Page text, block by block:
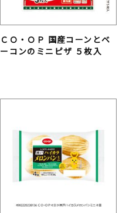
ＣＯ・ＯＰ 国産コーンとベ
ーコンのミニピザ ５枚入